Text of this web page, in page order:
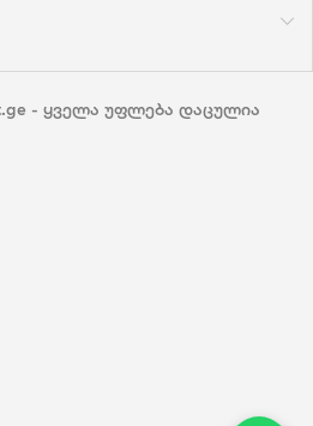
- ყველა უფლება დაცულია